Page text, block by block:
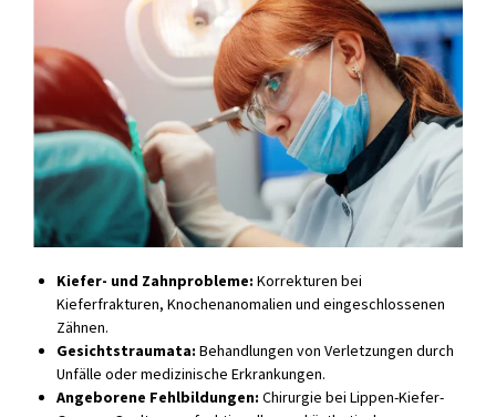
Kiefer- und Zahnprobleme: Korrekturen bei
Kieferfrakturen, Knochenanomalien und eingeschlossenen
Zähnen.
Gesichtstraumata: Behandlungen von Verletzungen durch
Unfälle oder medizinische Erkrankungen.
Angeborene Fehlbildungen: Chirurgie bei Lippen-Kiefer-